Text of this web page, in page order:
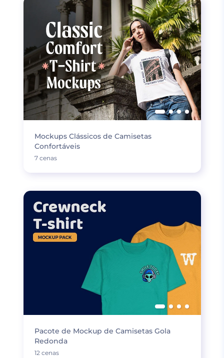
Mockups Clássicos de Camisetas
Confortáveis
7 cenas
Pacote de Mockup de Camisetas Gola
Redonda
12 cenas